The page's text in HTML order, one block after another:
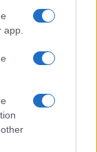
Per
di
oscilla
tutti i costi la
di
esternazioni
che Grillo